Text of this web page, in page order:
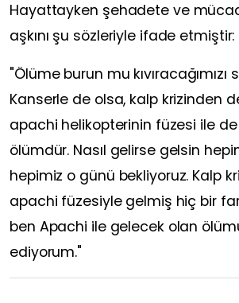
Hayattayken şehadete ve
aşkını şu sözleriyle ifade etmiştir:
"Ölüme burun mu kıvıracağımızı
Kanserle de olsa, kalp krizinden
apachi helikopterinin füzesi ile
ölümdür. Nasıl gelirse gelsin
hepimiz o günü bekliyoruz. Kalp
apachi füzesiyle gelmiş hiç bir
ben Apachi ile gelecek olan
ediyorum."